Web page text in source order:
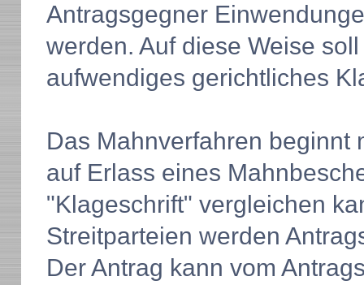
Antragsgegner
werden. Auf diese Weise
aufwendiges gerichtliches
Das Mahnverfahren beginnt
auf Erlass eines
"Klageschrift" vergleichen
Streitparteien werden
Der Antrag kann vom